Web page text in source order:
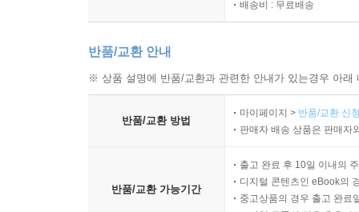
배송비 : 무료배송
반품/교환 안내
※ 상품 설명에 반품/교환과 관련한 안내가 있는경우 아
반품/교환 방법
마이페이지 > 반품/교환 신
판매자 배송 상품은 판매자
반품/교환 가능기간
출고 완료 후 10일 이내의
디지털 콘텐츠인 eBook의
중고상품의 경우 출고 완료